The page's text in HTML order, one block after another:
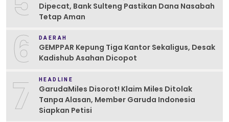
Dipecat, Bank Sulteng Pastikan Dana Nasabah
Tetap Aman
6 DAERAH
GEMPPAR Kepung Tiga Kantor Sekaligus, Desak
Kadishub Asahan Dicopot
7 HEADLINE
GarudaMiles Disorot! Klaim Miles Ditolak
Tanpa Alasan, Member Garuda Indonesia
Siapkan Petisi